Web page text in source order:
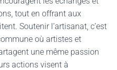
tout en offrant aux
Soutenir l’artisanat, c’est
où artistes et
une même passion
actions visent à